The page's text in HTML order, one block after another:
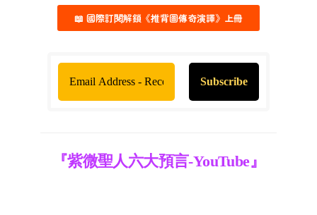
📖 國際訂閱解鎖《推背圖傳奇演譯》上冊
『紫微聖人六大預言-YouTube』